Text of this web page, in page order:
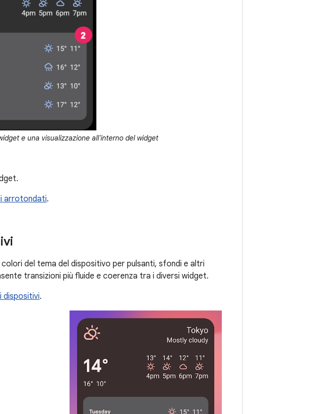
e una visualizzazione all'interno del widget
arrotondati.
del tema del dispositivo per pulsanti, sfondi e altri
transizioni più fluide e coerenza tra i diversi widget.
dispositivi.